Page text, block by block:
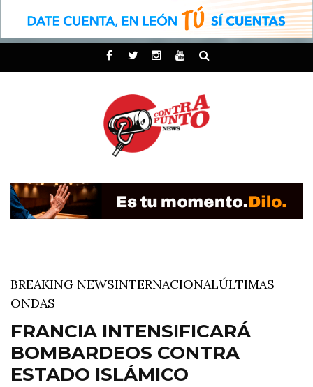
BREAKING NEWSINTERNACIONALÚLTIMAS
ONDAS
FRANCIA INTENSIFICARÁ
BOMBARDEOS CONTRA
ESTADO ISLÁMICO